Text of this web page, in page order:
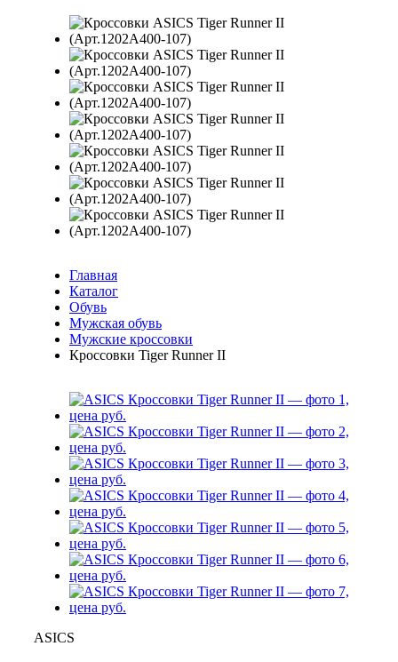
Главная
Каталог
Обувь
Мужская обувь
Мужские кроссовки
Кроссовки Tiger Runner II
ASICS